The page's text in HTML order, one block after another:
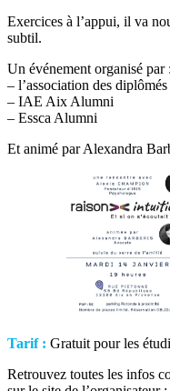
Exercices à l’appui, il va
subtil.
Un événement organisé par :
– l’association des
– IAE Aix Alumni
– Essca Alumni
Et animé par Alexandra
Tarif : Gratuit pour les
Retrouvez toutes les infos